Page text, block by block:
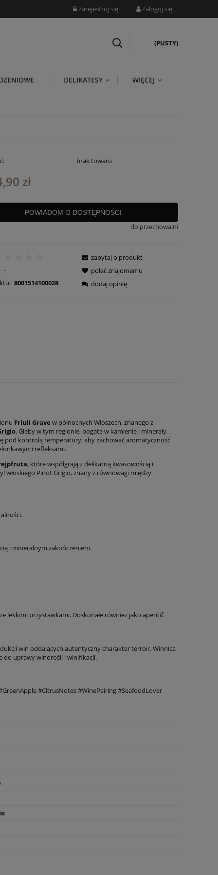
Zarejestruj się Zaloguj się
(PUSTY)
DELIKATESY WIĘCEJ
brak towaru
zł
POWIADOM O DOSTĘPNOŚCI
do przechowalni
-
8001514100028
zapytaj o produkt
poleć znajomemu
dodaj opinię
Friuli Grave w północnych Włoszech, znanego z
. Gleby w tym regionie, bogate w kamienie i minerały,
pod kontrolą temperatury, aby zachować aromatyczność
refleksami.
, które współgrają z delikatną kwasowością i
włoskiego Pinot Grigio, znany z równowagi między
i mineralnym zakończeniem.
lekkimi przystawkami. Doskonałe również jako aperitif.
win oddających autentyczny charakter terroir. Winnica
do uprawy winorośli i winifikacji.
#CitrusNotes #WinePairing #SeafoodLover